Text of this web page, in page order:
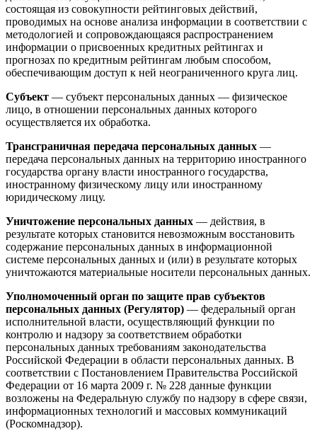
состоящая из совокупности рейтинговых действий,
проводимых на основе анализа информации в соответствии с
методологией и сопровождающаяся распространением
информации о присвоенных кредитных рейтингах и
прогнозах по кредитным рейтингам любым способом,
обеспечивающим доступ к ней неограниченного круга лиц.
Субъект — субъект персональных данных — физическое
лицо, в отношении персональных данных которого
осуществляется их обработка.
Трансграничная передача персональных данных —
передача персональных данных на территорию иностранного
государства органу власти иностранного государства,
иностранному физическому лицу или иностранному
юридическому лицу.
Уничтожение персональных данных — действия, в
результате которых становится невозможным восстановить
содержание персональных данных в информационной
системе персональных данных и (или) в результате которых
уничтожаются материальные носители персональных данных.
Уполномоченный орган по защите прав субъектов
персональных данных (Регулятор) — федеральный орган
исполнительной власти, осуществляющий функции по
контролю и надзору за соответствием обработки
персональных данных требованиям законодательства
Российской Федерации в области персональных данных. В
соответствии с Постановлением Правительства Российской
Федерации от 16 марта 2009 г. № 228 данные функции
возложены на Федеральную службу по надзору в сфере связи,
информационных технологий и массовых коммуникаций
(Роскомнадзор).